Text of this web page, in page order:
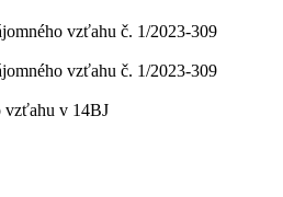
vzťahu č. 1/2023-309
vzťahu č. 1/2023-309
vzťahu v 14BJ